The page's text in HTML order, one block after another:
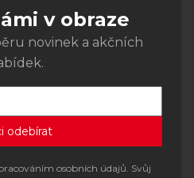
v obraze
novinek a akčních
osobních údajů. Svůj